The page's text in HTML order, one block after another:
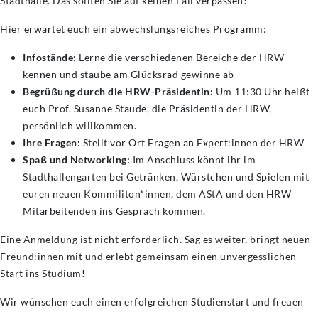
Hier erwartet euch ein abwechslungsreiches Programm:
Infostände: Lerne die verschiedenen Bereiche der HRW
kennen und staube am Glücksrad gewinne ab
Begrüßung durch die HRW-Präsidentin: Um 11:30 Uhr heißt
euch Prof. Susanne Staude, die Präsidentin der HRW,
persönlich willkommen.
Ihre Fragen: Stellt vor Ort Fragen an Expert:innen der HRW
Spaß und Networking: Im Anschluss könnt ihr im
Stadthallengarten bei Getränken, Würstchen und Spielen mit
euren neuen Kommiliton*innen, dem AStA und den HRW
Mitarbeitenden ins Gespräch kommen.
Eine Anmeldung ist nicht erforderlich. Sag es weiter, bringt neuen
Freund:innen mit und erlebt gemeinsam einen unvergesslichen
Start ins Studium!
Wir wünschen euch einen erfolgreichen Studienstart und freuen